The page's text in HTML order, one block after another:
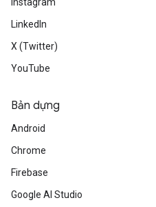
LinkedIn
X (Twitter)
YouTube
Bản dựng
Android
Chrome
Firebase
Google AI Studio